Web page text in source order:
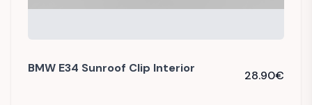
BMW E34 Sunroof Clip Interior
28.90€